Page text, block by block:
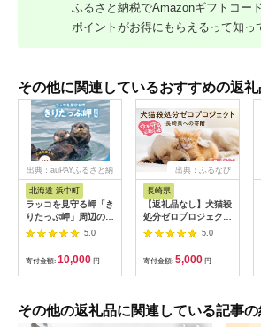
ふるさと納税でAmazonギフトコー
ポイントがお得にもらえるって知っ
その他に関連しているおすすめの返礼
出典：auPAYふるさと納
北海道 浜中町
ラッコを見守る岬「き
りたっぷ岬」周辺の環
境整備 10000円分
返礼品なし_H0028-
5.0
寄付金額: 10,000 円
出典：ふるなび
長崎県
【返礼品なし】犬猫殺
処分ゼロプロジェクト
長崎県への寄附 1口
5.0
寄付金額: 5,000 円
その他の返礼品に関連している記事